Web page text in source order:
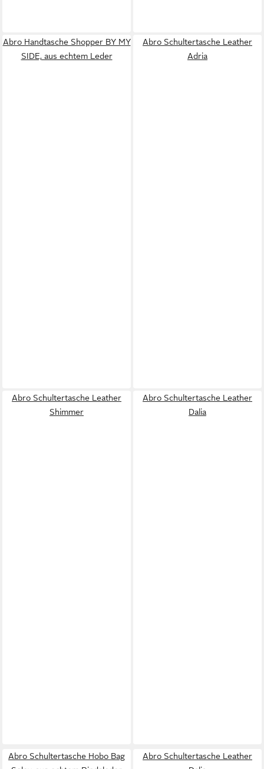
Abro Handtasche Shopper BY MY
SIDE, aus echtem Leder
Abro Schultertasche Leather
Adria
Abro Schultertasche Leather
Shimmer
Abro Schultertasche Leather
Dalia
Abro Schultertasche Hobo Bag
Abro Schultertasche Leather